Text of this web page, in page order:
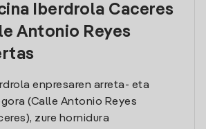
Iberdrola Caceres
Antonio Reyes
enpresaren arreta- eta
(Calle Antonio Reyes
zure hornidura